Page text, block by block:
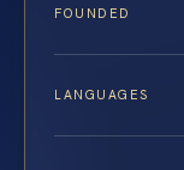
FOUNDED
LANGUAGES